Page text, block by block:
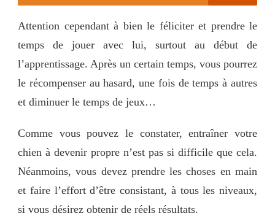
Attention cependant à bien le féliciter et prendre le
temps de jouer avec lui, surtout au début de
l’apprentissage. Après un certain temps, vous pourrez
le récompenser au hasard, une fois de temps à autres
et diminuer le temps de jeux…
Comme vous pouvez le constater, entraîner votre
chien à devenir propre n’est pas si difficile que cela.
Néanmoins, vous devez prendre les choses en main
et faire l’effort d’être consistant, à tous les niveaux,
si vous désirez obtenir de réels résultats.